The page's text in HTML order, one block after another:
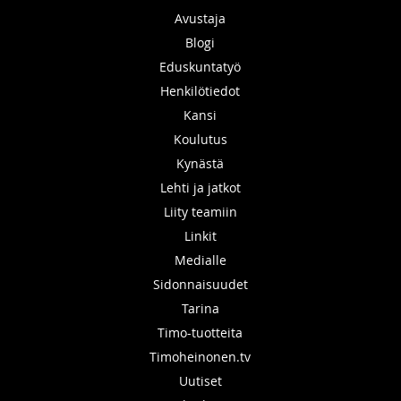
Avustaja
Blogi
Eduskuntatyö
Henkilötiedot
Kansi
Koulutus
Kynästä
Lehti ja jatkot
Liity teamiin
Linkit
Medialle
Sidonnaisuudet
Tarina
Timo-tuotteita
Timoheinonen.tv
Uutiset